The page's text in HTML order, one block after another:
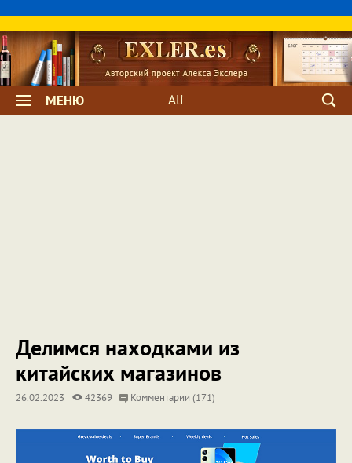
МЕНЮ Ali
Делимся находками из
китайских магазинов
26.02.2023 42369 Комментарии (171)